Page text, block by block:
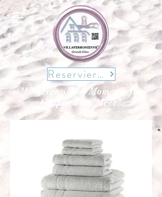
Reservieren
"Unvergessliche Momente für
Gruppen am Meer"